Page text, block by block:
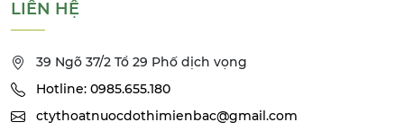
LIÊN HỆ
39 Ngõ 37/2 Tổ 29 Phố dịch vọng
Hotline: 0985.655.180
ctythoatnuocdothimienbac@gmail.com